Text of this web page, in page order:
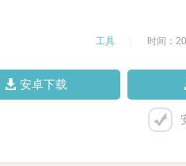
工具 时间：
安卓下载